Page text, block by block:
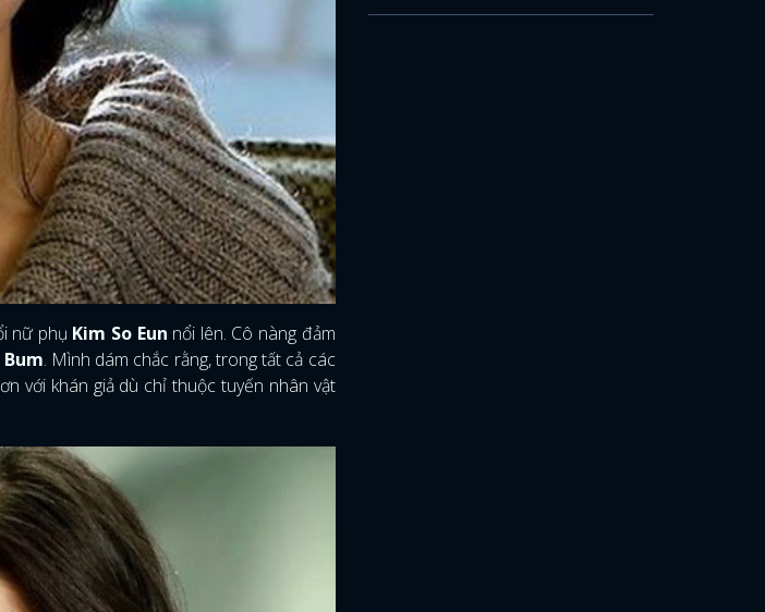
nữ phụ Kim So Eun nổi lên. Cô nàng đảm
. Mình dám chắc rằng, trong tất cả các
với khán giả dù chỉ thuộc tuyến nhân vật